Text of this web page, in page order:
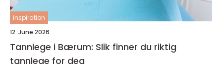
inspiration
12. June 2026
Tannlege i Bærum: Slik finner du riktig
tannlege for deg